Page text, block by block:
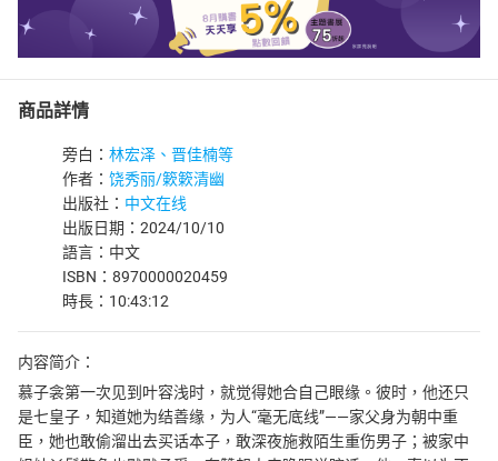
商品詳情
旁白： 林宏泽、晋佳楠等
作者： 饶秀丽/簌簌清幽
出版社： 中文在线
出版日期：2024/10/10
語言：中文
ISBN：8970000020459
時長：10:43:12
内容简介：
慕子衾第一次见到叶容浅时，就觉得她合自己眼缘。彼时，他还只
是七皇子，知道她为结善缘，为人“毫无底线”——家父身为朝中重
臣，她也敢偷溜出去买话本子，敢深夜施救陌生重伤男子；被家中